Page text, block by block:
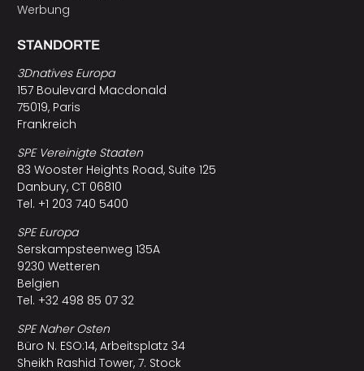
Werbung
STANDORTE
3Dnatives Europa
157 Boulevard Macdonald
75019, Paris
Frankreich
SPE Vereinigte Staaten
83 Wooster Heights Road, Suite 125
Danbury, CT 06810
Tel. +1 203 740 5400
SPE Europa
Serskampsteenweg 135A
9230 Wetteren
Belgien
Tel. +32 498 85 07 32
SPE Naher Osten
Büro N. ESO:14, Arbeitsplatz 34
Sheikh Rashid Tower, 7. Stock